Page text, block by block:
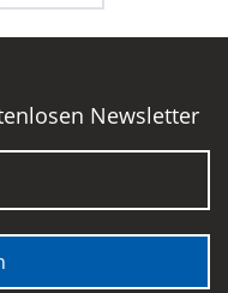
Newsletter